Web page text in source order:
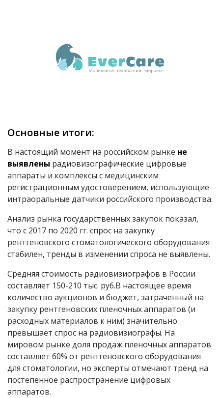
Основные итоги:
В настоящий момент на российском рынке не
выявлены радиовизографические цифровые
аппараты и комплексы с медицинским
регистрационным удостоверением, использующие
интраоральные датчики российского производства.
Анализ рынка государственных закупок показал,
что с 2017 по 2020 гг. спрос на закупку
рентгеновского стоматологического оборудования
стабилен, тренды в изменении спроса не выявлены.
Средняя стоимость радиовизиографов в России
составляет 150-210 тыс. руб.В настоящее время
количество аукционов и бюджет, затраченный на
закупку рентгеновских пленочных аппаратов (и
расходных материалов к ним) значительно
превышает спрос на радиовизиографы. На
мировом рынке доля продаж пленочных аппаратов
составляет 60% от рентгеновского оборудования
для стоматологии, но эксперты отмечают тренд на
постепенное распространение цифровых
аппаратов.